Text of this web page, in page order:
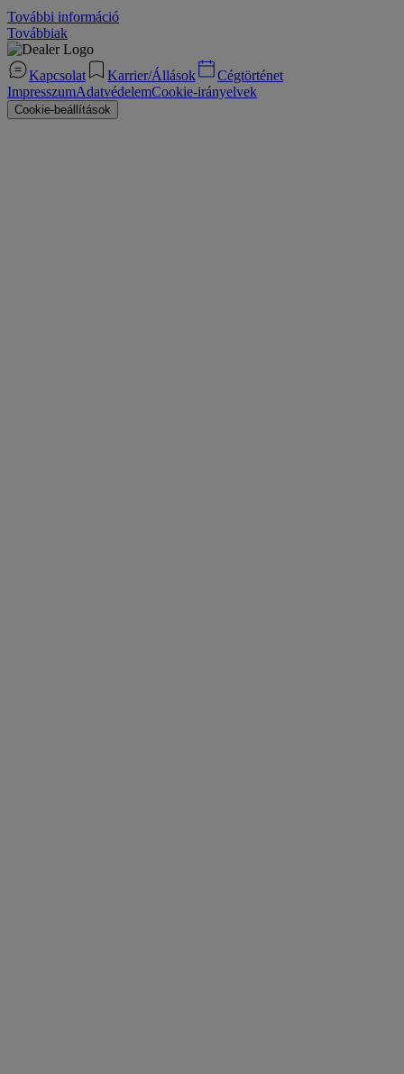
További információ
Továbbiak
Kapcsolat Karrier/Állások
Cégtörténet
ImpresszumAdatvédelemCookie-irányelvek
Cookie-beállítások